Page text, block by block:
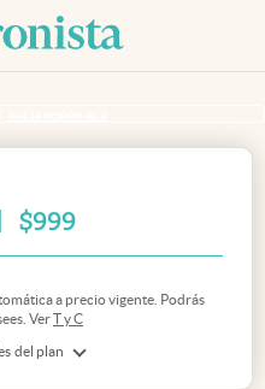
$999
del plan
a precio vigente. Podrás
VerT y C